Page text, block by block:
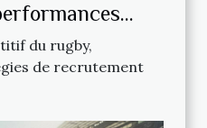
du rugby,
de recrutement